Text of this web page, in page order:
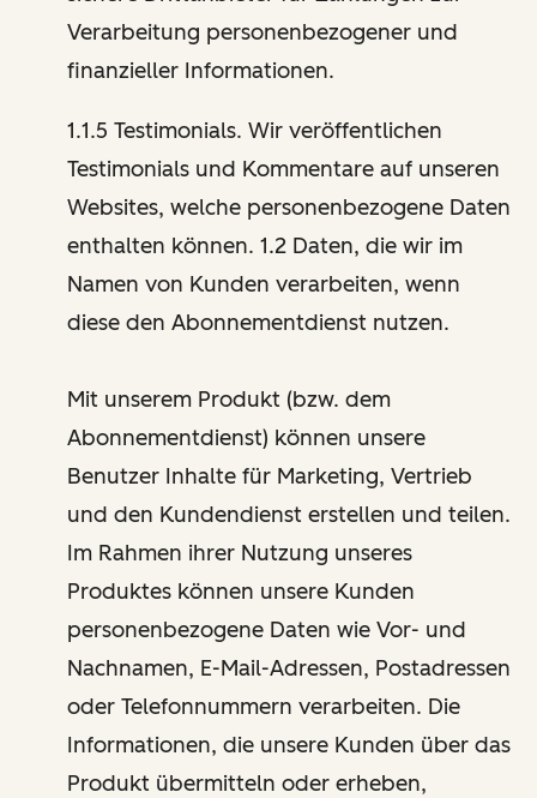
Verarbeitung personenbezogener und
finanzieller Informationen.
1.1.5 Testimonials. Wir veröffentlichen
Testimonials und Kommentare auf unseren
Websites, welche personenbezogene Daten
enthalten können. 1.2 Daten, die wir im
Namen von Kunden verarbeiten, wenn
diese den Abonnementdienst nutzen.
Mit unserem Produkt (bzw. dem
Abonnementdienst) können unsere
Benutzer Inhalte für Marketing, Vertrieb
und den Kundendienst erstellen und teilen.
Im Rahmen ihrer Nutzung unseres
Produktes können unsere Kunden
personenbezogene Daten wie Vor- und
Nachnamen, E-Mail-Adressen, Postadressen
oder Telefonnummern verarbeiten. Die
Informationen, die unsere Kunden über das
Produkt übermitteln oder erheben,